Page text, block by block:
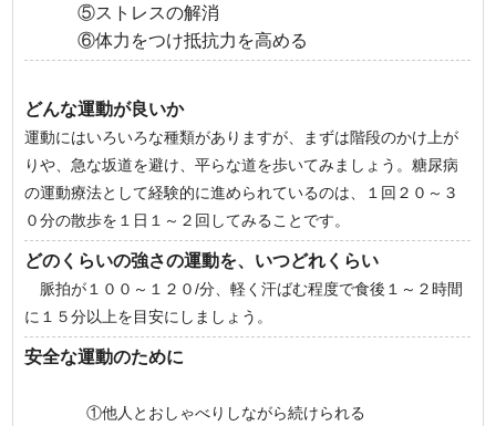
⑤ストレスの解消
⑥体力をつけ抵抗力を高める
どんな運動が良いか
運動にはいろいろな種類がありますが、まずは階段のかけ上が
りや、急な坂道を避け、平らな道を歩いてみましょう。糖尿病
の運動療法として経験的に進められているのは、１回２０～３
０分の散歩を１日１～２回してみることです。
どのくらいの強さの運動を、いつどれくらい
脈拍が１００～１２０/分、軽く汗ばむ程度で食後１～２時間
に１５分以上を目安にしましょう。
安全な運動のために
①他人とおしゃべりしながら続けられる